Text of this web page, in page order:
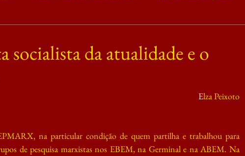
socialista da atualidade e o
Elza Peixoto
na particular condição de quem partilha e trabalhou para
de pesquisa marxistas nos EBEM, na Germinal e na ABEM. Na